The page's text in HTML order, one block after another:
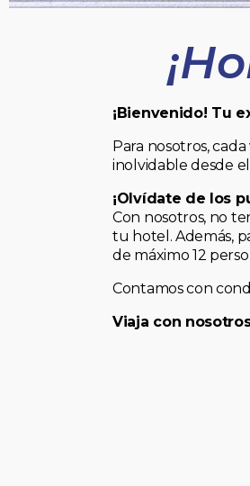
¡Bienvenido! Tu
Para nosotros,
inolvidable desde
¡Olvídate de los
Con nosotros, no
tu hotel. Además,
de máximo 12
Contamos con
Viaja con